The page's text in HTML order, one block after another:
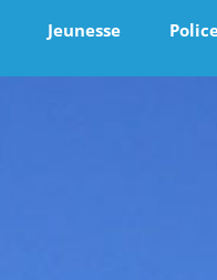
Jeunesse